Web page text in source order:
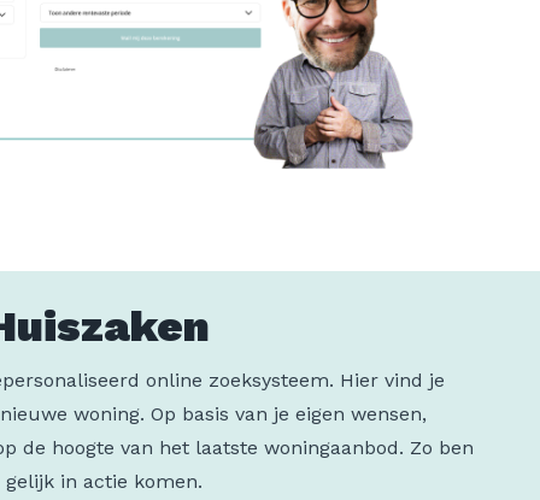
online zoeksysteem. Hier vind je
woning. Op basis van je eigen wensen,
de hoogte van het laatste woningaanbod. Zo ben
in actie komen.